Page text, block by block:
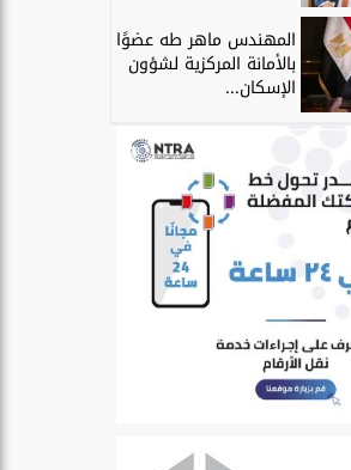
المهندس ماهر طه عضوًا
بالأمانة المركزية لشؤون
الإسكان...